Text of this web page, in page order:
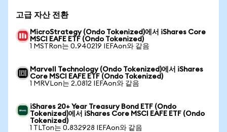
고급 자산 전환
MicroStrategy (Ondo Tokenized)에서 iShares Core
MSCI EAFE ETF (Ondo Tokenized)
1 MSTRon는 0.940219 IEFAon와 같음
Marvell Technology (Ondo Tokenized)에서 iShares
Core MSCI EAFE ETF (Ondo Tokenized)
1 MRVLon는 2.0812 IEFAon와 같음
iShares 20+ Year Treasury Bond ETF (Ondo
Tokenized)에서 iShares Core MSCI EAFE ETF (Ondo
Tokenized)
1 TLTon는 0.832928 IEFAon와 같음